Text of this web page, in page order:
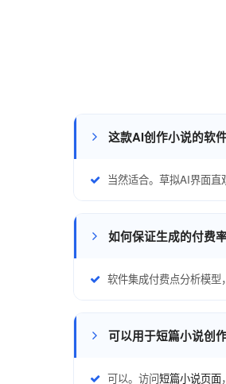
这款AI创作小说的软
当然适合。草拟AI界面直
如何保证生成的付费率
软件集成付费点分析模型
可以用于短篇小说创
可以。访问短篇小说页面